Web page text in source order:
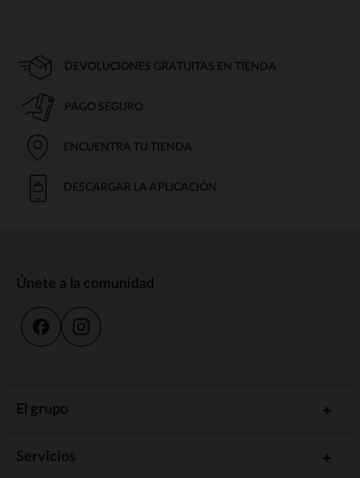
DEVOLUCIONES GRATUITAS EN TIENDA
PAGO SEGURO
ENCUENTRA TU TIENDA
DESCARGAR LA APLICACIÓN
Únete a la comunidad
El grupo
Servicios